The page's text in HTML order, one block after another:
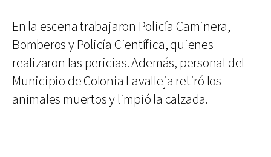
En la escena trabajaron Policía Caminera,
Bomberos y Policía Científica, quienes
realizaron las pericias. Además, personal del
Municipio de Colonia Lavalleja retiró los
animales muertos y limpió la calzada.